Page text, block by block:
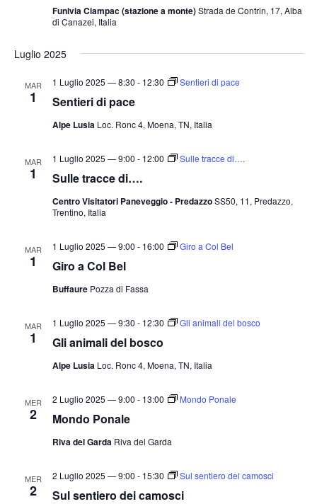
Funivia Ciampac (stazione a monte)Strada de Contrin, 17, Alba
di Canazei, Italia
Luglio 2025
MAR
1 Sentieri di pace
1 Luglio 2025 — 8:30 - 12:30 Sentieri di pace
Alpe Lusia Loc. Ronc 4, Moena, TN, Italia
MAR
1 Sulle tracce di….
1 Luglio 2025 — 9:00 - 12:00 Sulle tracce di….
Centro Visitatori Paneveggio - PredazzoSS50, 11, Predazzo,
Trentino, Italia
MAR
1 Giro a Col Bel
1 Luglio 2025 — 9:00 - 16:00 Giro a Col Bel
Buffaure Pozza di Fassa
MAR
1 Gli animali del bosco
1 Luglio 2025 — 9:30 - 12:30 Gli animali del bosco
Alpe Lusia Loc. Ronc 4, Moena, TN, Italia
MER
2 Mondo Ponale
2 Luglio 2025 — 9:00 - 13:00 Mondo Ponale
Riva del Garda Riva del Garda
MER
2 Sul sentiero dei camosci
2 Luglio 2025 — 9:00 - 15:30 Sul sentiero dei camosci